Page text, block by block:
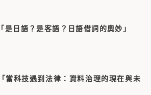
日語？是客語？日語借詞的奧妙」
當科技遇到法律：資料治理的現在與未